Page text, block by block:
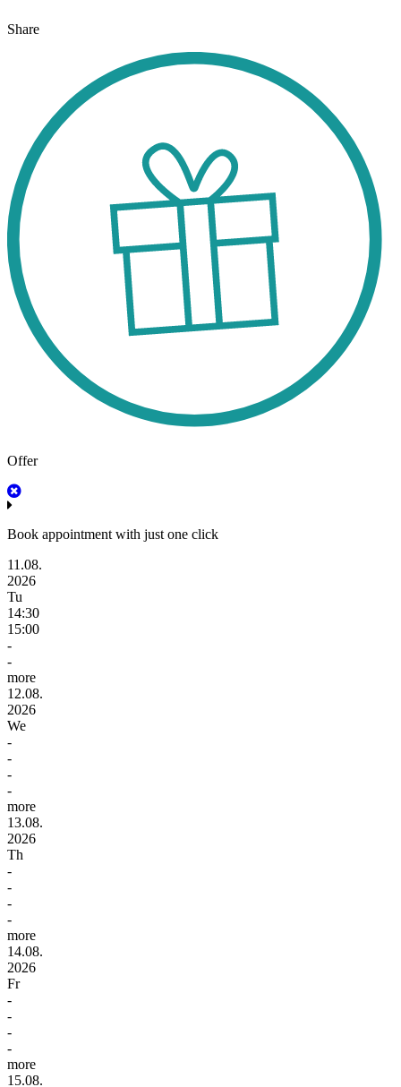
Share
Offer
Book appointment with just one click
11.08.
2026
Tu
14:30
15:00
-
-
more
12.08.
2026
We
-
-
-
-
more
13.08.
2026
Th
-
-
-
-
more
14.08.
2026
Fr
-
-
-
-
more
15.08.